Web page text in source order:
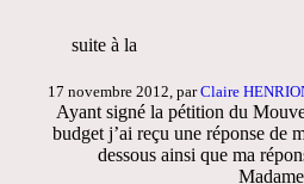
suite à la
17 novembre 2012, parClaire
Ayant signé la pétition du
budget j’ai reçu une réponse de
dessous ainsi que ma